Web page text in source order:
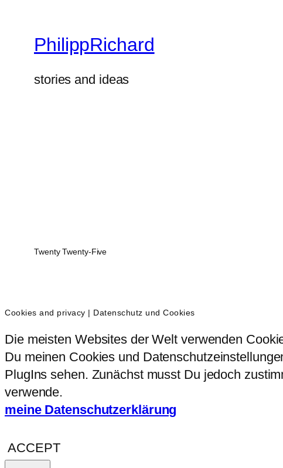
PhilippRichard
stories and ideas
Twenty Twenty-Five
Cookies and privacy | Datenschutz und Cookies
Die meisten Websites der Welt verwenden
Du meinen Cookies und
PlugIns sehen. Zunächst musst Du jedoch
verwende.
meine Datenschutzerklärung
ACCEPT